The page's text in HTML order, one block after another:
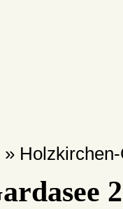
»